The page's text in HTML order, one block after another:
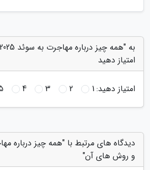
امتیاز دهید
امتیاز دهید:1
2
3
4
و روش های آن"